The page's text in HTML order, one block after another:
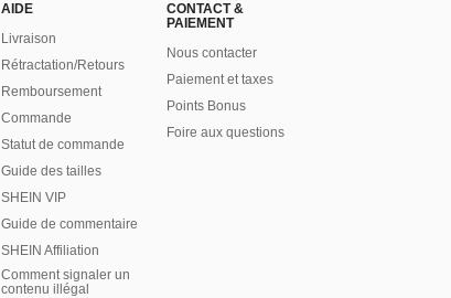
AIDE
Livraison
Rétractation/Retours
Remboursement
Commande
Statut de commande
Guide des tailles
SHEIN VIP
Guide de commentaire
SHEIN Affiliation
Comment signaler un
contenu illégal
CONTACT &
PAIEMENT
Nous contacter
Paiement et taxes
Points Bonus
Foire aux questions